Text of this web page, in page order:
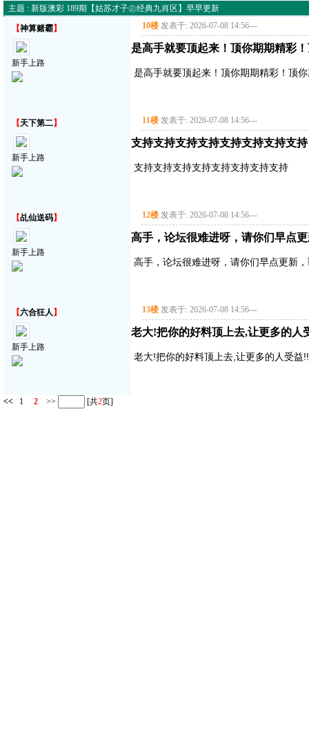
主题 : 新版澳彩 189期【姑苏才子㊣经典九肖区】早早更新
【神算赌霸】
新手上路
10楼 发表于: 2026-07-08 14:56---
是高手就要顶起来！顶你期期精彩
是高手就要顶起来！顶你期期精彩！顶
【天下第二】
新手上路
11楼 发表于: 2026-07-08 14:56---
支持支持支持支持支持支持支持支持
支持支持支持支持支持支持支持支持
【乩仙送码】
新手上路
12楼 发表于: 2026-07-08 14:56---
高手，论坛很难进呀，请你们早点
高手，论坛很难进呀，请你们早点更新
【六合狂人 】
新手上路
13楼 发表于: 2026-07-08 14:56---
老大!把你的好料顶上去,让更多的人
老大!把你的好料顶上去,让更多的人受益
<< 1 2 >> [共2页]